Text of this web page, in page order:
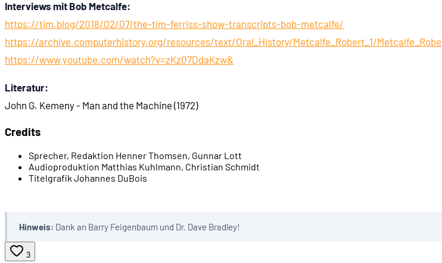
00:27:23 - SIGNET: Simonyi’s Infinitely Glorious Network
- Metcalfe vernetzt die Altos
00:31:08
00:35:13 - Aus dem Xeroxnetz wird das Ethernet
00:42:48 - Kritik von den Kollegen
Interviews mit Bob Metcalfe:
https://tim.blog/2018/02/07/the-tim-ferriss-show-transcripts-bob-metcalfe/
https://archive.computerhistory.org/resources/text/Oral_History/Metcalfe_Robert_1/
https://www.youtube.com/watch?v=zKz07DdaKzw&
Literatur:
John G. Kemeny - Man and the Machine (1972)
Credits
Sprecher, Redaktion Henner Thomsen, Gunnar Lott
Audioproduktion Matthias Kuhlmann, Christian Schmidt
Titelgrafik Johannes DuBois
Hinweis: Dank an Barry Feigenbaum und Dr. Dave Bradley!
3